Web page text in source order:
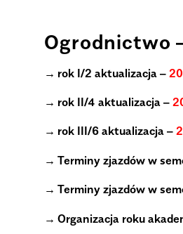
Ogrodnictwo
rok I/2 aktualizacja –
rok II/4 aktualizacja –
rok III/6 aktualizacja –
Terminy zjazdów w
Terminy zjazdów w
Organizacja roku